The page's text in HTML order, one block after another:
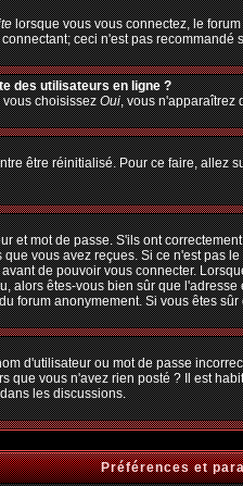
lorsque vous vous connectez, le
ceci n'est pas
des utilisateurs en ligne ?
vous choisissezOui, vous n'apparaîtrez
être réinitialisé. Pour ce faire, allez
et mot de passe. S'ils ont
vous avez reçues. Si ce n'est pas
de pouvoir vous connecter.
alors êtes-vous bien sûr que
forum anonymement. Si vous êtes
d'utilisateur ou mot de passe
vous n'avez rien posté ? Il est
les discussions.
Préférences et